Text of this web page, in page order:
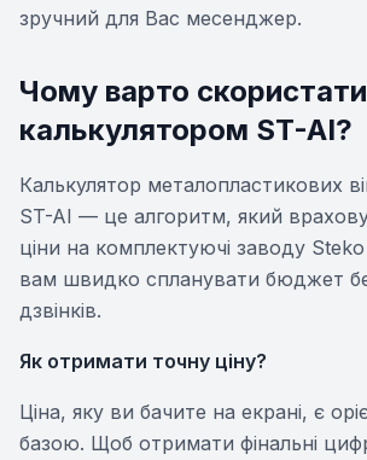
зручний для Вас месенджер.
Чому варто
калькулятором ST-AI?
Калькулятор металопластикових
ST-AI — це алгоритм, який
ціни на комплектуючі заводу
вам швидко спланувати бюджет
дзвінків.
Як отримати точну ціну?
Ціна, яку ви бачите на екрані, є
базою. Щоб отримати фінальні